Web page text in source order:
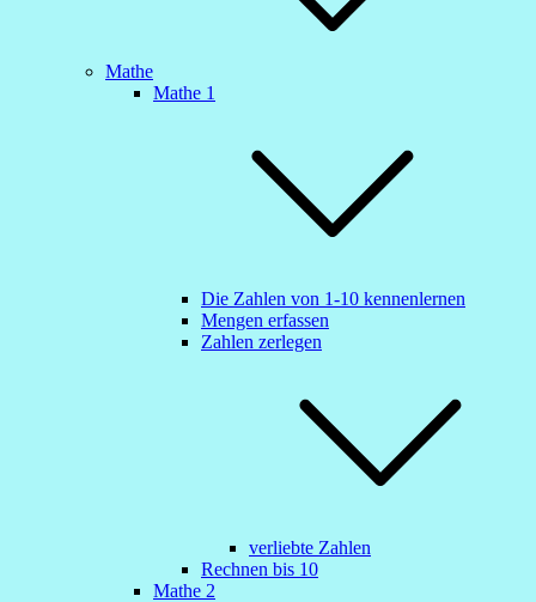
Mathe
Mathe 1
Die Zahlen von 1-10 kennenlernen
Mengen erfassen
Zahlen zerlegen
verliebte Zahlen
Rechnen bis 10
Mathe 2